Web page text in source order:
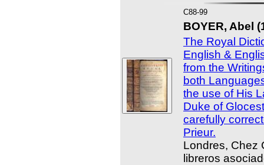
C88-99
BOYER, Abel
The Royal
English &
from the
both
the use of His
Duke of
carefully
Prieur.
Londres, Chez
libreros